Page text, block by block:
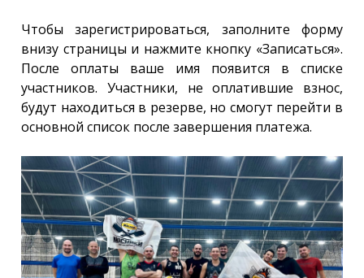
Чтобы зарегистрироваться, заполните форму
внизу страницы и нажмите кнопку «Записаться».
После оплаты ваше имя появится в списке
участников. Участники, не оплатившие взнос,
будут находиться в резерве, но смогут перейти в
основной список после завершения платежа.